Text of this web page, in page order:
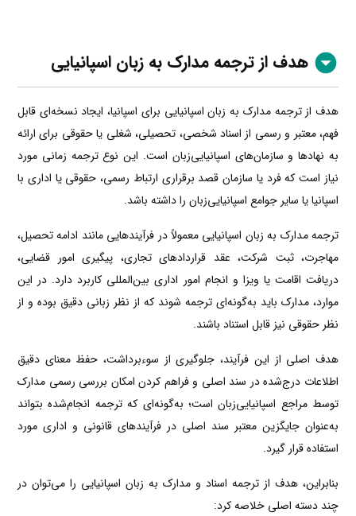
هدف از ترجمه مدارک به زبان اسپانیایی
هدف از ترجمه مدارک به زبان اسپانیایی برای اسپانیا، ایجاد نسخه‌ای قابل
فهم، معتبر و رسمی از اسناد شخصی، تحصیلی، شغلی یا حقوقی برای ارائه
به نهادها و سازمان‌های اسپانیایی‌زبان است. این نوع ترجمه زمانی مورد
نیاز است که فرد یا سازمان قصد برقراری ارتباط رسمی، حقوقی یا اداری با
اسپانیا یا سایر جوامع اسپانیایی‌زبان را داشته باشد.
ترجمه مدارک به زبان اسپانیایی معمولاً در فرآیندهایی مانند ادامه تحصیل،
مهاجرت، ثبت شرکت، عقد قراردادهای تجاری، پیگیری امور قضایی،
دریافت اقامت یا ویزا و انجام امور اداری بین‌المللی کاربرد دارد. در این
موارد، مدارک باید به‌گونه‌ای ترجمه شوند که از نظر زبانی دقیق بوده و از
نظر حقوقی نیز قابل استناد باشند.
هدف اصلی از این فرآیند، جلوگیری از سوءبرداشت، حفظ معنای دقیق
اطلاعات درج‌شده در سند اصلی و فراهم کردن امکان بررسی رسمی مدارک
توسط مراجع اسپانیایی‌زبان است؛ به‌گونه‌ای که ترجمه انجام‌شده بتواند
به‌عنوان جایگزین معتبر سند اصلی در فرآیندهای قانونی و اداری مورد
استفاده قرار گیرد.
بنابراین، هدف از ترجمه اسناد و مدارک به زبان اسپانیایی را می‌توان در
چند دسته اصلی خلاصه کرد: